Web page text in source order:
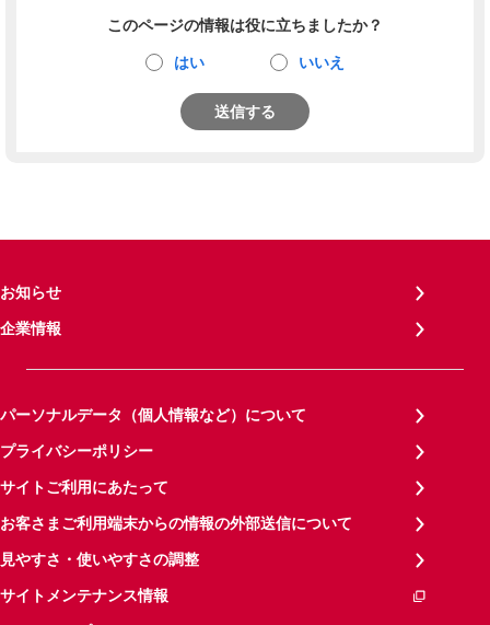
このページの情報は役に立ちましたか？
はい いいえ
送信する
お知らせ
企業情報
パーソナルデータ（個人情報など）について
プライバシーポリシー
サイトご利用にあたって
お客さまご利用端末からの情報の外部送信について
見やすさ・使いやすさの調整
サイトメンテナンス情報